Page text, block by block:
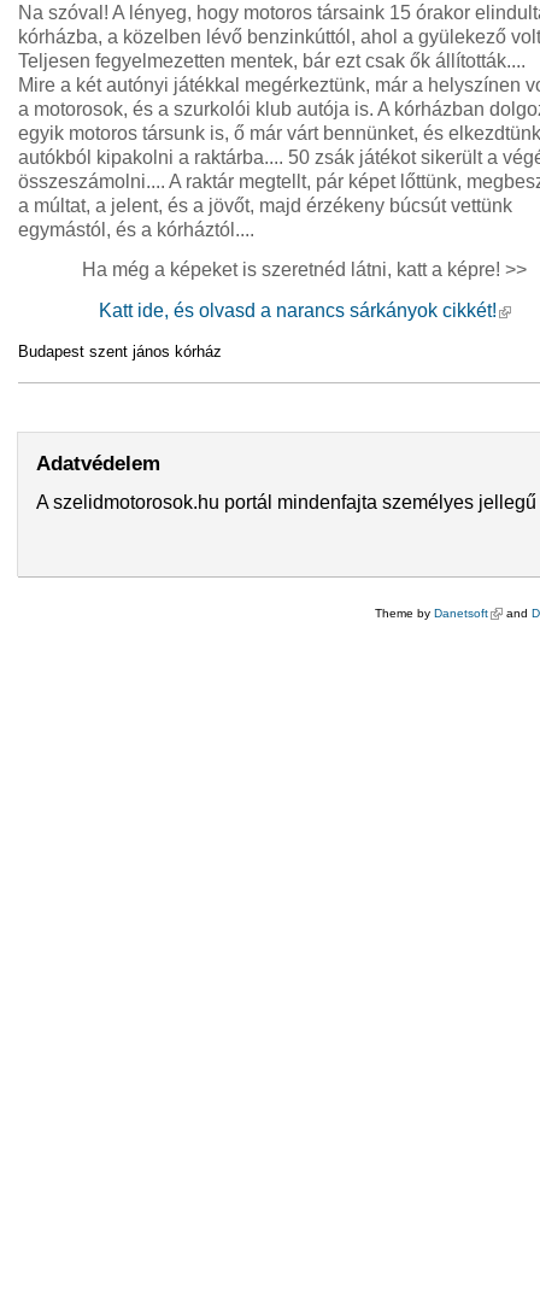
Na szóval! A lényeg, hogy motoros társaink 15 órakor
kórházba, a közelben lévő benzinkúttól, ahol a gyülekező
Teljesen fegyelmezetten mentek, bár ezt csak ők állították....
Mire a két autónyi játékkal megérkeztünk, már a helyszínen
a motorosok, és a szurkolói klub autója is. A kórházban
egyik motoros társunk is, ő már várt bennünket, és
autókból kipakolni a raktárba.... 50 zsák játékot sikerült a
összeszámolni.... A raktár megtellt, pár képet lőttünk,
a múltat, a jelent, és a jövőt, majd érzékeny búcsút vettünk
egymástól, és a kórháztól....
Ha még a képeket is szeretnéd látni, katt a képre! >>
Katt ide, és olvasd a narancs sárkányok cikkét!
Budapest szent jános kórház
Adatvédelem
A szelidmotorosok.hu portál mindenfajta személyes
Theme by Danetsoft(külső
and